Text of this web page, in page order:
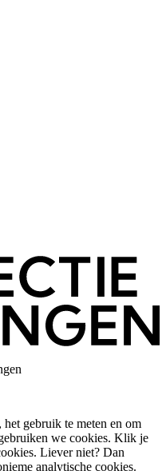
gebruik te meten en om
we cookies. Klik je
Liever niet? Dan
analytische cookies.